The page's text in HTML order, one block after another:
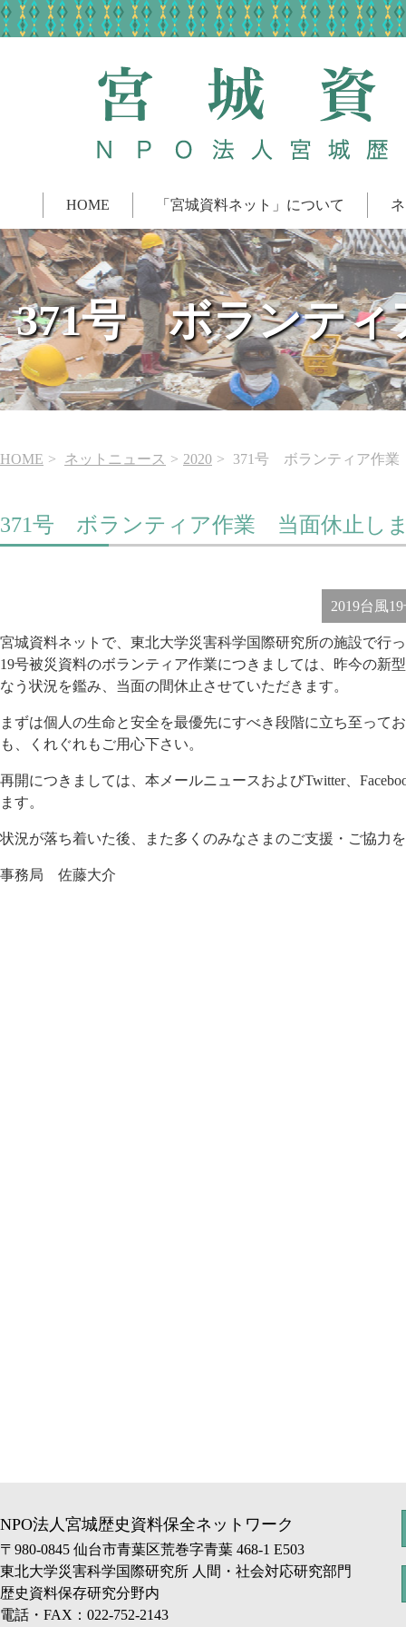
HOME 「宮城資料ネット」について
371号 ボランテ
HOME ネットニュース 2020 371号 ボランティア作
371号 ボランティア作業 当面休止し
2019台風
宮城資料ネットで、東北大学災害科学国際研究所の施設で行
19号被災資料のボランティア作業につきましては、昨今の新
なう状況を鑑み、当面の間休止させていただきます。
まずは個人の生命と安全を最優先にすべき段階に立ち至って
も、くれぐれもご用心下さい。
再開につきましては、本メールニュースおよびTwitter、F
ます。
状況が落ち着いた後、また多くのみなさまのご支援・ご協力
事務局 佐藤大介
NPO法人宮城歴史資料保全ネットワーク
〒980-0845 仙台市青葉区荒巻字青葉 468-1 E503
東北大学災害科学国際研究所 人間・社会対応研究部門
歴史資料保存研究分野内
電話・FAX：022-752-2143